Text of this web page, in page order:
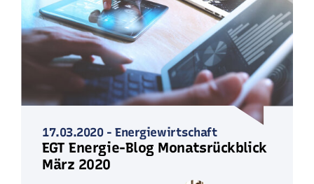
17.03.2020 -Energiewirtschaft
EGT Energie-Blog Monatsrückblick
März 2020